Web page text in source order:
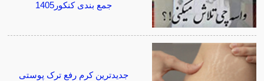
جمع بندی کنکور1405
جدیدترین کرم رفع ترک پوستی